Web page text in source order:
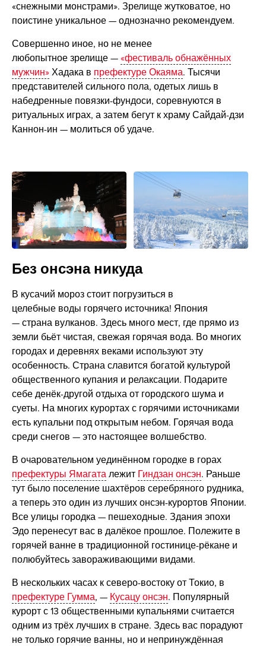
«снежными монстрами». Зрелище жутковатое, но
поистине уникальное — однозначно рекомендуем.
Совершенно иное, но не менее
любопытное зрелище — «фестиваль обнажённых
мужчин»Хадака в префектуре Окаяма. Тысячи
представителей сильного пола, одетых лишь в
набедренные повязки-фундоси, соревнуются в
ритуальных играх, а затем бегут к храму Сайдай-дзи
Каннон-ин — молиться об удаче.
Без онсэна никуда
В кусачий мороз стоит погрузиться в
целебные воды горячего источника! Япония
— страна вулканов. Здесь много мест, где прямо из
земли бьёт чистая, свежая горячая вода. Во многих
городах и деревнях веками используют эту
особенность. Страна славится богатой культурой
общественного купания и релаксации. Подарите
себе денёк-другой отдыха от городского шума и
суеты. На многих курортах с горячими источниками
есть купальни под открытым небом. Горячая вода
среди снегов — это настоящее волшебство.
В очаровательном уединённом городке в горах
префектуры Ямагаталежит Гиндзан онсэн. Раньше
тут было поселение шахтёров серебряного рудника,
а теперь это один из лучших онсэн-курортов Японии.
Все улицы городка — пешеходные. Здания эпохи
Эдо перенесут вас в далёкое прошлое. Полежите в
горячей ванне в традиционной гостинице-рёкане и
полюбуйтесь завораживающими видами.
В нескольких часах к северо-востоку от Токио, в
префектуре Гумма, — Кусацу онсэн. Популярный
курорт с 13 общественными купальнями считается
одним из трёх лучших в стране. Здесь вас порадуют
не только горячие ванны, но и непринуждённая